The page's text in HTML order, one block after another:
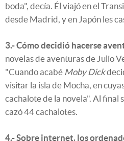
boda", decía. Él viajó en el
desde Madrid, y en Japón les
3.- Cómo decidió hacerse
novelas de aventuras de Julio
"Cuando acabé Moby Dick
visitar la isla de Mocha, en
cachalote de la novela". Al final
cazó 44 cachalotes.
4.- Sobre internet, los